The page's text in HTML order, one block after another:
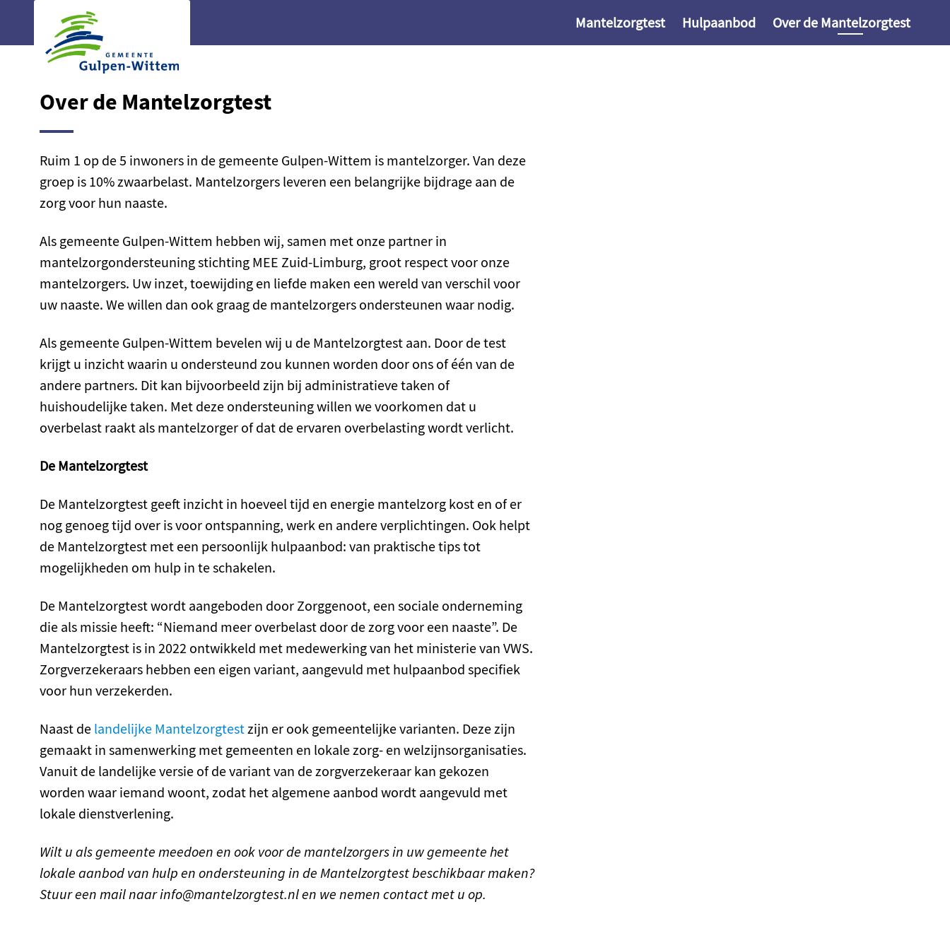
Ga naar de hoofdinhoud
Ga naar de homepage
Mantelzorgtest Hulpaanbod Over de Mantelzorgtest
Over de Mantelzorgtest
Ruim 1 op de 5 inwoners in de gemeente Gulpen-Wittem is mantelzorger. Van deze
groep is 10% zwaarbelast. Mantelzorgers leveren een belangrijke bijdrage aan de
zorg voor hun naaste.
Als gemeente Gulpen-Wittem hebben wij, samen met onze partner in
mantelzorgondersteuning stichting MEE Zuid-Limburg, groot respect voor onze
mantelzorgers. Uw inzet, toewijding en liefde maken een wereld van verschil voor
uw naaste. We willen dan ook graag de mantelzorgers ondersteunen waar nodig.
Als gemeente Gulpen-Wittem bevelen wij u de Mantelzorgtest aan. Door de test
krijgt u inzicht waarin u ondersteund zou kunnen worden door ons of één van de
andere partners. Dit kan bijvoorbeeld zijn bij administratieve taken of
huishoudelijke taken. Met deze ondersteuning willen we voorkomen dat u
overbelast raakt als mantelzorger of dat de ervaren overbelasting wordt verlicht.
De Mantelzorgtest
De Mantelzorgtest geeft inzicht in hoeveel tijd en energie mantelzorg kost en of er
nog genoeg tijd over is voor ontspanning, werk en andere verplichtingen. Ook helpt
de Mantelzorgtest met een persoonlijk hulpaanbod: van praktische tips tot
mogelijkheden om hulp in te schakelen.
De Mantelzorgtest wordt aangeboden door Zorggenoot, een sociale onderneming
die als missie heeft: “Niemand meer overbelast door de zorg voor een naaste”. De
Mantelzorgtest is in 2022 ontwikkeld met medewerking van het ministerie van VWS.
Zorgverzekeraars hebben een eigen variant, aangevuld met hulpaanbod specifiek
voor hun verzekerden.
Naast de landelijke Mantelzorgtestzijn er ook gemeentelijke varianten. Deze zijn
gemaakt in samenwerking met gemeenten en lokale zorg- en welzijnsorganisaties.
Vanuit de landelijke versie of de variant van de zorgverzekeraar kan gekozen
worden waar iemand woont, zodat het algemene aanbod wordt aangevuld met
lokale dienstverlening.
Wilt u als gemeente meedoen en ook voor de mantelzorgers in uw gemeente het
lokale aanbod van hulp en ondersteuning in de Mantelzorgtest beschikbaar maken?
Stuur een mail naar info@mantelzorgtest.nl en we nemen contact met u op.